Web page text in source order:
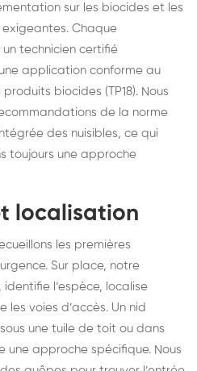
sur les biocides et les
exigeantes. Chaque
technicien certifié
application conforme au
biocides (TP18). Nous
de la norme
des nuisibles, ce qui
toujours une approche
localisation
les premières
Sur place, notre
l’espèce, localise
voies d’accès. Un nid
une tuile de toit ou dans
une approche spécifique. Nous